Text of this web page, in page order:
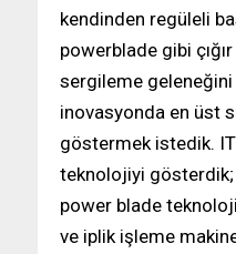
kendinden regüleli
powerblade gibi
sergileme
inovasyonda en üst
göstermek istedik.
teknolojiyi
power blade
ve iplik işleme